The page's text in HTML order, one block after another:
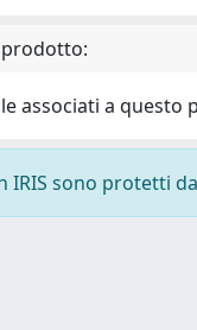
associati a questo
IRIS sono protetti